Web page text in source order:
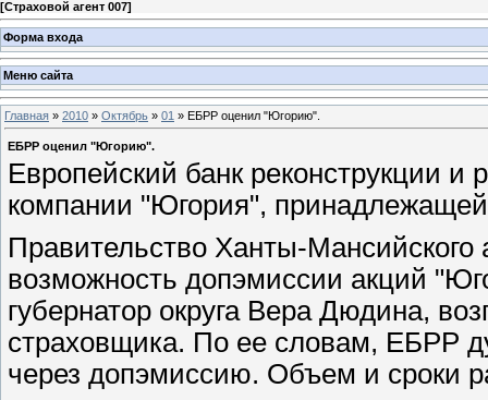
[Страховой агент 007]
Форма входа
Меню сайта
Главная » 2010 » Октябрь » 01 » ЕБРР оценил "Югорию".
ЕБРР оценил "Югорию".
Европейский банк реконструкции и
компании "Югория",
Правительство Ханты-
возможность допэмиссии акций
губернатор округа Вера Дюдина,
страховщика. По ее словам, ЕБРР
через допэмиссию. Объем и сроки